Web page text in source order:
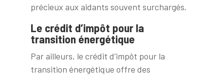
précieux aux aidants souvent surchargés.
Le crédit d’impôt pour la
transition énergétique
Par ailleurs, le crédit d’impôt pour la
transition énergétique offre des